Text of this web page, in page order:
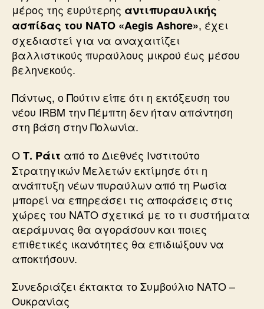
μέρος της ευρύτερης αντιπυραυλικής
ασπίδας του ΝΑΤΟ «Aegis Ashore», έχει
σχεδιαστεί για να αναχαιτίζει
βαλλιστικούς πυραύλους μικρού έως μέσου
βεληνεκούς.
Πάντως, ο Πούτιν είπε ότι η εκτόξευση του
νέου IRBM την Πέμπτη δεν ήταν απάντηση
στη βάση στην Πολωνία.
ΟΤ. Ράιτ από το Διεθνές Ινστιτούτο
Στρατηγικών Μελετών εκτίμησε ότι η
ανάπτυξη νέων πυραύλων από τη Ρωσία
μπορεί να επηρεάσει τις αποφάσεις στις
χώρες του ΝΑΤΟ σχετικά με το τι συστήματα
αεράμυνας θα αγοράσουν και ποιες
επιθετικές ικανότητες θα επιδιώξουν να
αποκτήσουν.
Συνεδριάζει έκτακτα το Συμβούλιο ΝΑΤΟ –
Ουκρανίας